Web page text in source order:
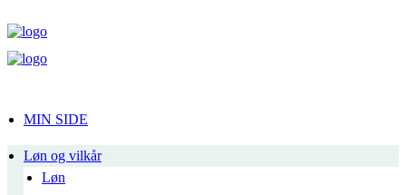
MIN SIDE
Løn og vilkår
Løn